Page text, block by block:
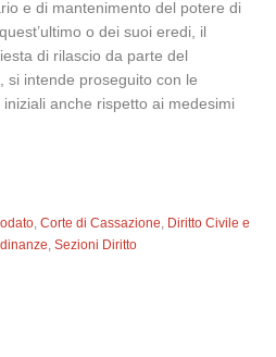
e di mantenimento del potere di
o dei suoi eredi, il
di rilascio da parte del
si intende proseguito con le
anche rispetto ai medesimi
,Corte di Cassazione, Diritto Civile e
,Sezioni Diritto